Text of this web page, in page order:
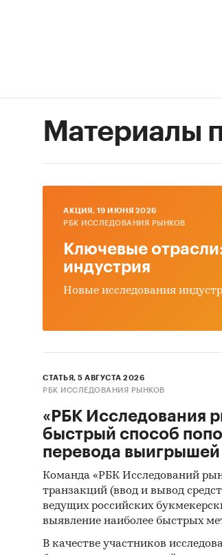
Материалы
AКЦИЯ, 19 ИЮНЯ 2026
РБК ИССЛЕДОВАНИЯ РЫНКОВ
Ключевые
индустрия
Новые исследования
СТАТЬЯ, 5 АВГУСТА 2026
РБК ИССЛЕДОВАНИЯ РЫНКОВ
«РБК Исследования
быстрый способ
перевода выигрышей
Команда «РБК Исследований
транзакций (ввод и вывод
ведущих российских
выявление наиболее быстрых
В качестве участников